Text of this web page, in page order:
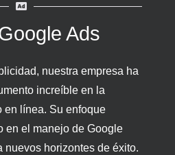
Ads
nuestra empresa ha
increíble en la
en línea. Su enfoque
en el manejo de Google
nuevos horizontes de éxito.